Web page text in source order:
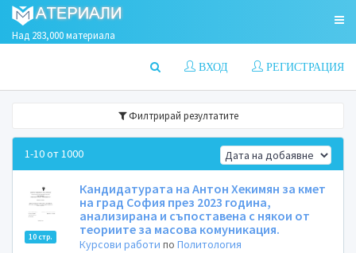
Над 283,000 материала
РЕГИСТРАЦИЯ
ВХОД
Филтрирай резултатите
1-10 от 1000
10 стр.
Кандидатурата на Антон Хекимян за кмет
на град София през 2023 година,
анализирана и съпоставена с някои от
теориите за масова комуникация.
Курсови работи поПолитология